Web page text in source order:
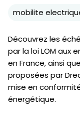
mobilite
Découvrez les
par la loi LOM aux
en France, ainsi
proposées par
mise en
énergétique.